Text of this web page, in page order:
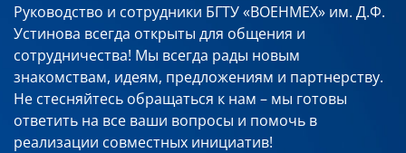
Руководство и сотрудники БГТУ «ВОЕНМЕХ» им. Д.Ф.
Устинова всегда открыты для общения и
сотрудничества! Мы всегда рады новым
знакомствам, идеям, предложениям и партнерству.
Не стесняйтесь обращаться к нам – мы готовы
ответить на все ваши вопросы и помочь в
реализации совместных инициатив!